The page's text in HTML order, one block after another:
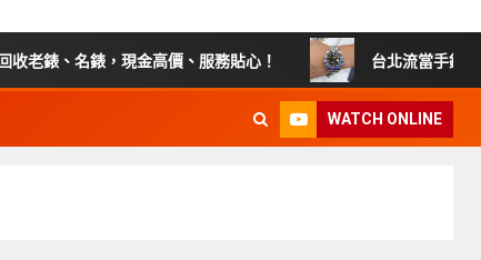
、名錶，現金高價、服務貼心！ 台北流當手錶拍賣 原
WATCH ONLINE